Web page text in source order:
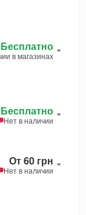
Бесплатно
в магазинах
Бесплатно
Нет в наличии
От 60 грн
Нет в наличии